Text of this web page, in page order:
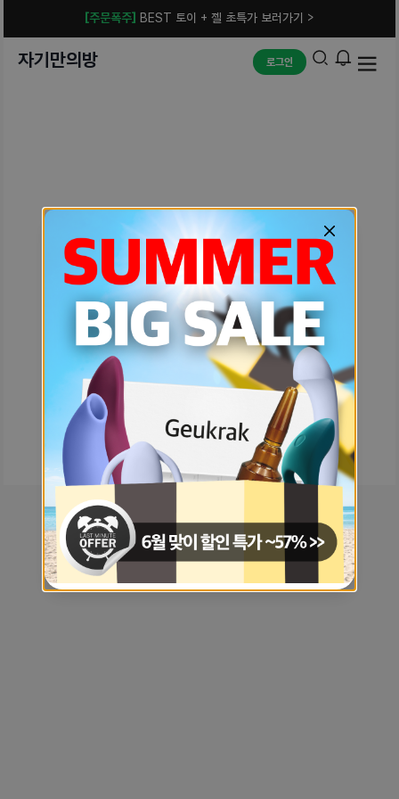
[주문폭주] BEST 토이 + 젤 초특가 보러가기 >
자기만의방 로그인
예상치 못한 에러입니다.